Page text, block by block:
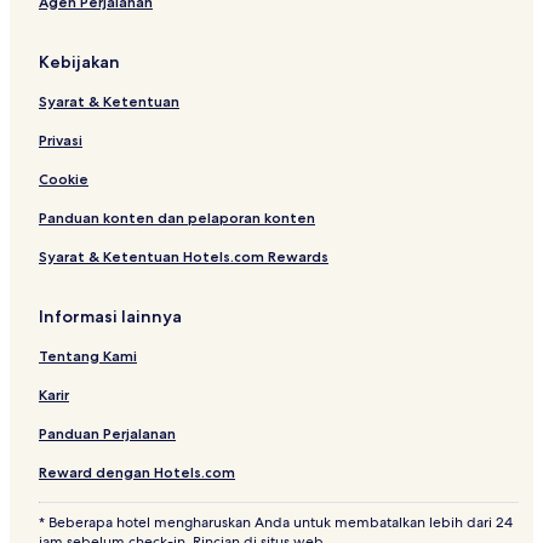
r
o
l
l
e
t
o
o
n
o
c
i
e
y
r
n
s
r
Kebijakan
Syarat & Ketentuan
Privasi
Cookie
Panduan konten dan pelaporan konten
Syarat & Ketentuan Hotels.com Rewards
Informasi lainnya
Tentang Kami
Karir
Panduan Perjalanan
Reward dengan Hotels.com
* Beberapa hotel mengharuskan Anda untuk membatalkan lebih dari 24